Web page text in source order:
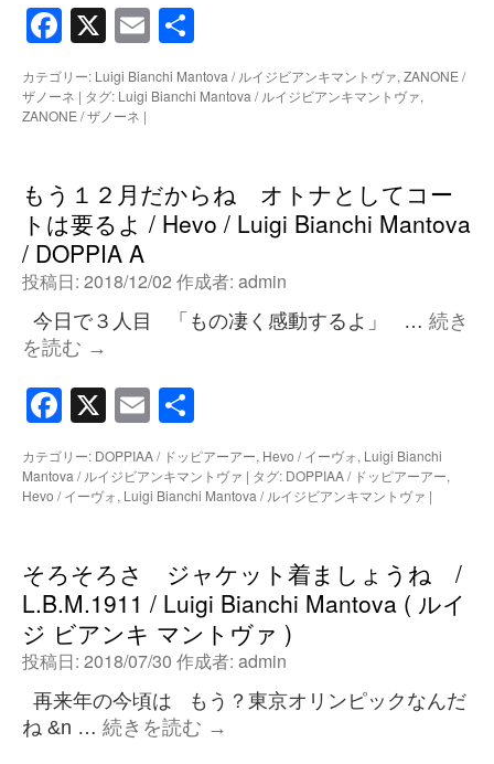
Facebook
X Email
カテゴリー: Luigi Bianchi Mantova / ルイジビアンキマントヴァ, ZANONE /
ザノーネ | タグ: Luigi Bianchi Mantova / ルイジビアンキマントヴァ,
ZANONE / ザノーネ |
もう１２月だからね オトナとしてコー
トは要るよ / Hevo / Luigi Bianchi Mantova
/ DOPPIA A
投稿日: 2018/12/02 作成者: admin
今日で３人目 「もの凄く感動するよ」 … 続き
を読む →
Facebook
X Email
有
カテゴリー: DOPPIAA / ドッピアーアー, Hevo / イーヴォ, Luigi Bianchi
Mantova / ルイジビアンキマントヴァ | タグ: DOPPIAA / ドッピアーアー,
Hevo / イーヴォ, Luigi Bianchi Mantova / ルイジビアンキマントヴァ |
そろそろさ ジャケット着ましょうね /
L.B.M.1911 / Luigi Bianchi Mantova ( ルイ
ジ ビアンキ マントヴァ )
投稿日: 2018/07/30 作成者: admin
再来年の今頃は もう？東京オリンピックなんだ
ね &n … 続きを読む →